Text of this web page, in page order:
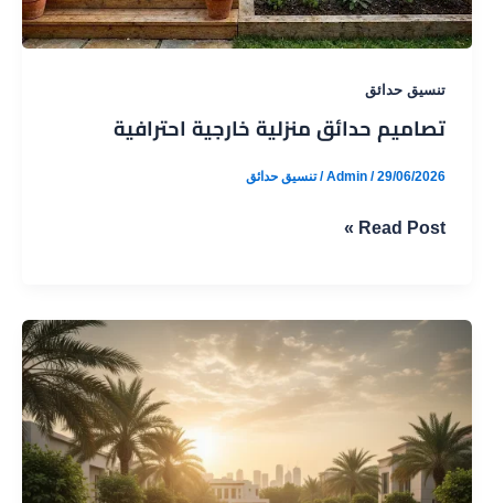
تنسيق حدائق
تصاميم حدائق منزلية خارجية احترافية
Admin /29/06/2026
/تنسيق حدائق
تصاميم
خارجية
احترافية
Read Post »